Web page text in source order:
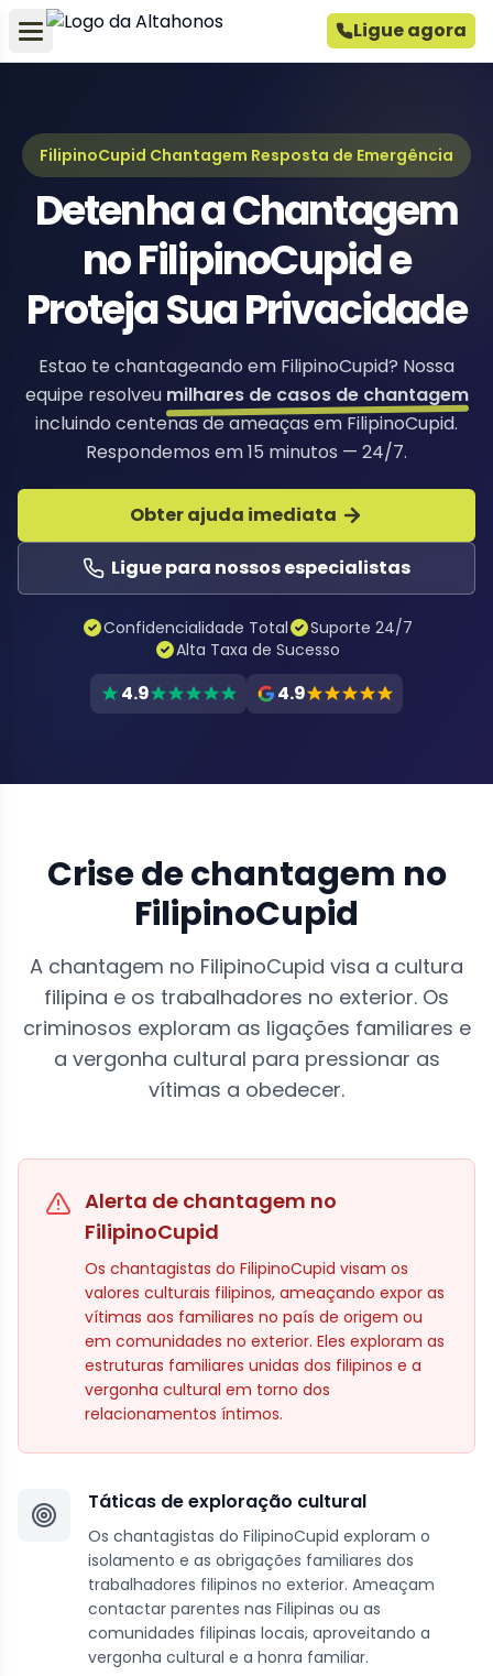
Ligue agora
FilipinoCupid Chantagem Resposta de Emergência
Detenha a Chantagem
no FilipinoCupid e
Proteja Sua Privacidade
Estao te chantageando em FilipinoCupid? Nossa
equipe resolveu milhares de casos de chantagem
incluindo centenas de ameaças em FilipinoCupid.
Respondemos em 15 minutos — 24/7.
Obter ajuda imediata
Ligue para nossos especialistas
Confidencialidade Total
Suporte 24/7
Alta Taxa de Sucesso
4.9 4.9
Crise de chantagem no
FilipinoCupid
A chantagem no FilipinoCupid visa a cultura
filipina e os trabalhadores no exterior. Os
criminosos exploram as ligações familiares e
a vergonha cultural para pressionar as
vítimas a obedecer.
Alerta de chantagem no
FilipinoCupid
Os chantagistas do FilipinoCupid visam os
valores culturais filipinos, ameaçando expor as
vítimas aos familiares no país de origem ou
em comunidades no exterior. Eles exploram as
estruturas familiares unidas dos filipinos e a
vergonha cultural em torno dos
relacionamentos íntimos.
Táticas de exploração cultural
Os chantagistas do FilipinoCupid exploram o
isolamento e as obrigações familiares dos
trabalhadores filipinos no exterior. Ameaçam
contactar parentes nas Filipinas ou as
comunidades filipinas locais, aproveitando a
vergonha cultural e a honra familiar.